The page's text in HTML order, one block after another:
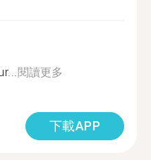
閱讀更多
下載APP